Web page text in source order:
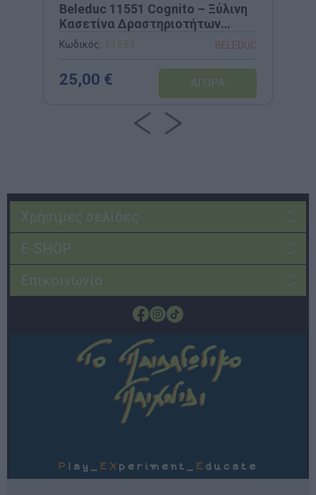
Beleduc 11551 Cognito – Ξύλινη
Κασετίνα Δραστηριοτήτων
Κατηγορίες για
Κατηγοριοποίηση Αντικειμένων
& Ανάπτυξη Λεξιλογίου
Κωδικός: 11551 BELEDUC
25,00 €
Χρήσιμες σελίδες
E-SHOP
Επικοινωνία